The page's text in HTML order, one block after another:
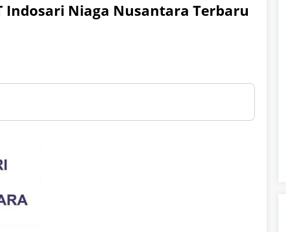
Indosari Niaga Nusantara Terbaru